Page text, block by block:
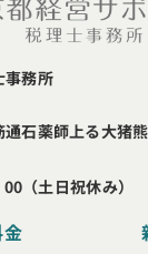
事務所
石薬師上る大猪
（土日祝休み）